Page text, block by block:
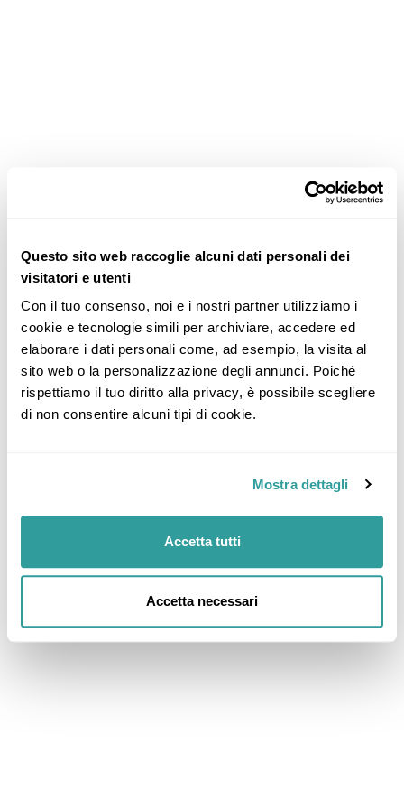
Questo sito web raccoglie alcuni dati personali dei
visitatori e utenti
Con il tuo consenso, noi e i nostri partner utilizziamo i
cookie e tecnologie simili per archiviare, accedere ed
elaborare i dati personali come, ad esempio, la visita al
sito web o la personalizzazione degli annunci. Poiché
rispettiamo il tuo diritto alla privacy, è possibile scegliere
di non consentire alcuni tipi di cookie.
Mostra dettagli
Accetta tutti
Accetta necessari